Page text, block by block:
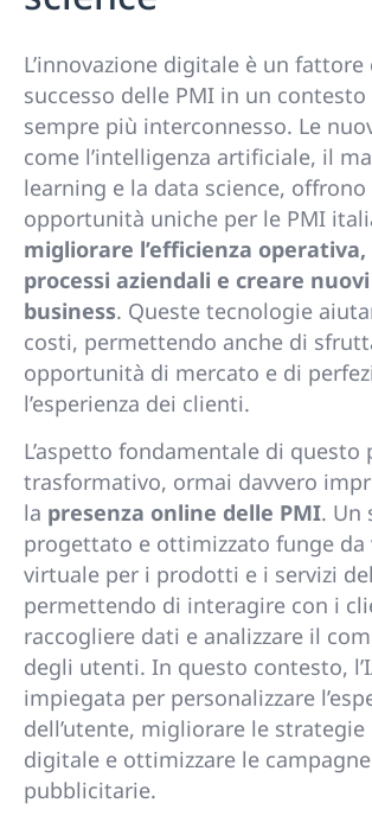
L’innovazione digitale è un
successo delle PMI in un
sempre più interconnesso. Le
come l’intelligenza artificiale, il
learning e la data science, offrono
opportunità uniche per le PMI
migliorare l’efficienza
processi aziendali e creare
business. Queste tecnologie
costi, permettendo anche di
opportunità di mercato e di
l’esperienza dei clienti.
L’aspetto fondamentale di questo
trasformativo, ormai davvero
la presenza online delle PMI. Un
progettato e ottimizzato funge da
virtuale per i prodotti e i servizi
permettendo di interagire con i
raccogliere dati e analizzare il
degli utenti. In questo contesto,
impiegata per personalizzare
dell’utente, migliorare le
digitale e ottimizzare le campagne
pubblicitarie.